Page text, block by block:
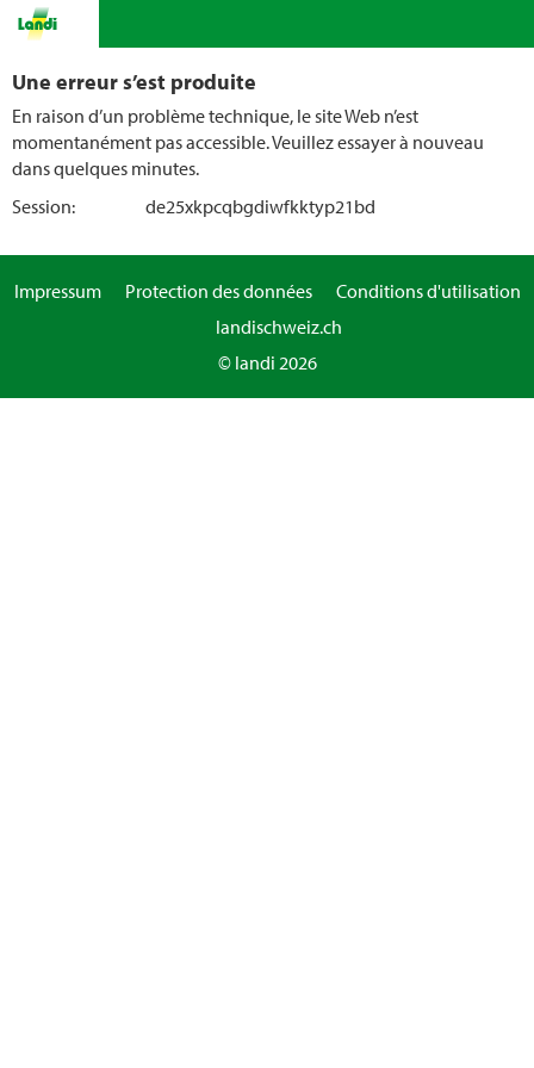
Une erreur s’est produite
En raison d’un problème technique, le site Web n’est
momentanément pas accessible. Veuillez essayer à nouveau
dans quelques minutes.
Session:
de25xkpcqbgdiwfkktyp21bd
Impressum Protection des données
Conditions d'utilisation
landischweiz.ch
© landi 2026